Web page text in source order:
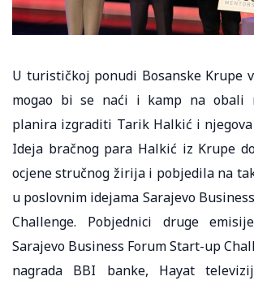
U turističkoj ponudi Bosanske Krupe
mogao bi se naći i kamp na obali
planira izgraditi Tarik Halkić i
Ideja bračnog para Halkić iz Krupe
ocjene stručnog žirija i pobjedila na
u poslovnim idejama Sarajevo
Challenge. Pobjednici druge
Sarajevo Business Forum Start-up
nagrada BBI banke, Hayat